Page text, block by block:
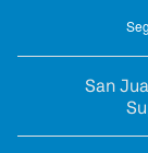
San